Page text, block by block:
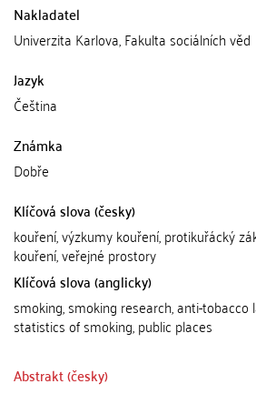
Nakladatel
Univerzita Karlova, Fakulta sociálních věd
Jazyk
Čeština
Známka
Dobře
Klíčová slova (česky)
kouření, výzkumy kouření, protikuřácký
kouření, veřejné prostory
Klíčová slova (anglicky)
smoking, smoking research, anti-tobacco
statistics of smoking, public places
Abstrakt (česky)